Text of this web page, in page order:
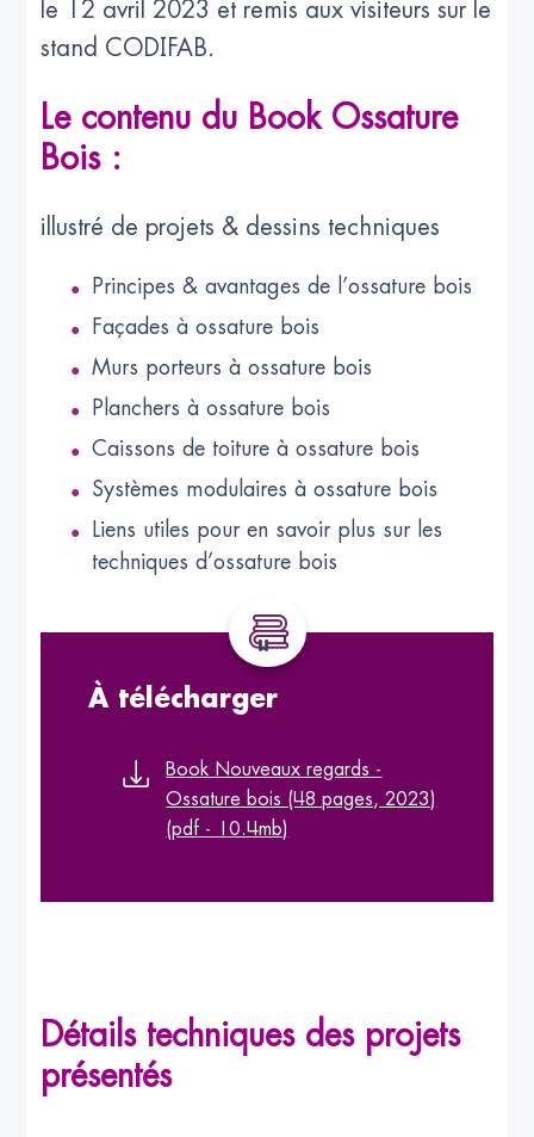
le 12 avril 2023 et remis aux visiteurs sur le
stand CODIFAB.
Le contenu du Book Ossature
Bois :
illustré de projets & dessins techniques
Principes & avantages de l’ossature bois
Façades à ossature bois
Murs porteurs à ossature bois
Planchers à ossature bois
Caissons de toiture à ossature bois
Systèmes modulaires à ossature bois
Liens utiles pour en savoir plus sur les
techniques d’ossature bois
À télécharger
Book Nouveaux regards -
Ossature bois (48 pages, 2023)
(pdf - 10.4mb)
Détails techniques des projets
présentés